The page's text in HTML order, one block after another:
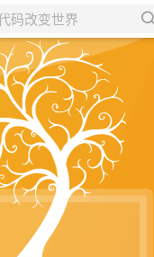
所有博客